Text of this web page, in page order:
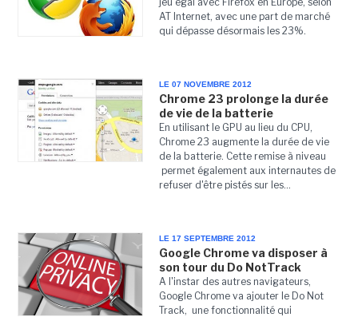
AT Internet, avec une part de marché
qui dépasse désormais les 23%.
LE 07 NOVEMBRE 2012
Chrome 23 prolonge la durée
de vie de la batterie
En utilisant le GPU au lieu du CPU,
Chrome 23 augmente la durée de vie
de la batterie. Cette remise à niveau
permet également aux internautes de
refuser d'être pistés sur les...
LE 17 SEPTEMBRE 2012
Google Chrome va disposer à
son tour du Do NotTrack
A l'instar des autres navigateurs,
Google Chrome va ajouter le Do Not
Track, une fonctionnalité qui